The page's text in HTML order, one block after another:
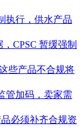
执行，供水产品
CPSC 暂缓强制
些产品不合规将
管加码，卖家需
必须补齐合规资